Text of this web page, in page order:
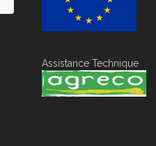
Assistance Technique